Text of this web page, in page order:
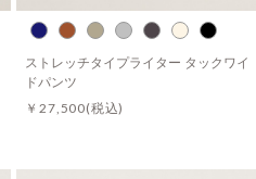
ストレッチタイプライター タックワイ
ドパンツ
￥27,500(税込)